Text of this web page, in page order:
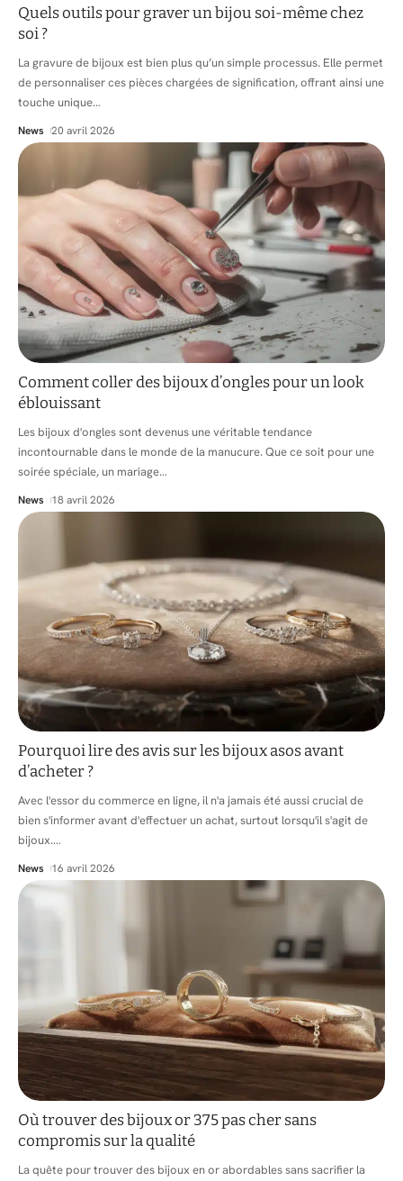
Quels outils pour graver un bijou soi-même chez
soi ?
La gravure de bijoux est bien plus qu’un simple processus. Elle permet
de personnaliser ces pièces chargées de signification, offrant ainsi une
touche unique…
News 20 avril 2026
Comment coller des bijoux d’ongles pour un look
éblouissant
Les bijoux d'ongles sont devenus une véritable tendance
incontournable dans le monde de la manucure. Que ce soit pour une
soirée spéciale, un mariage…
News 18 avril 2026
Pourquoi lire des avis sur les bijoux asos avant
d’acheter ?
Avec l'essor du commerce en ligne, il n'a jamais été aussi crucial de
bien s'informer avant d'effectuer un achat, surtout lorsqu'il s'agit de
bijoux.…
News 16 avril 2026
Où trouver des bijoux or 375 pas cher sans
compromis sur la qualité
La quête pour trouver des bijoux en or abordables sans sacrifier la